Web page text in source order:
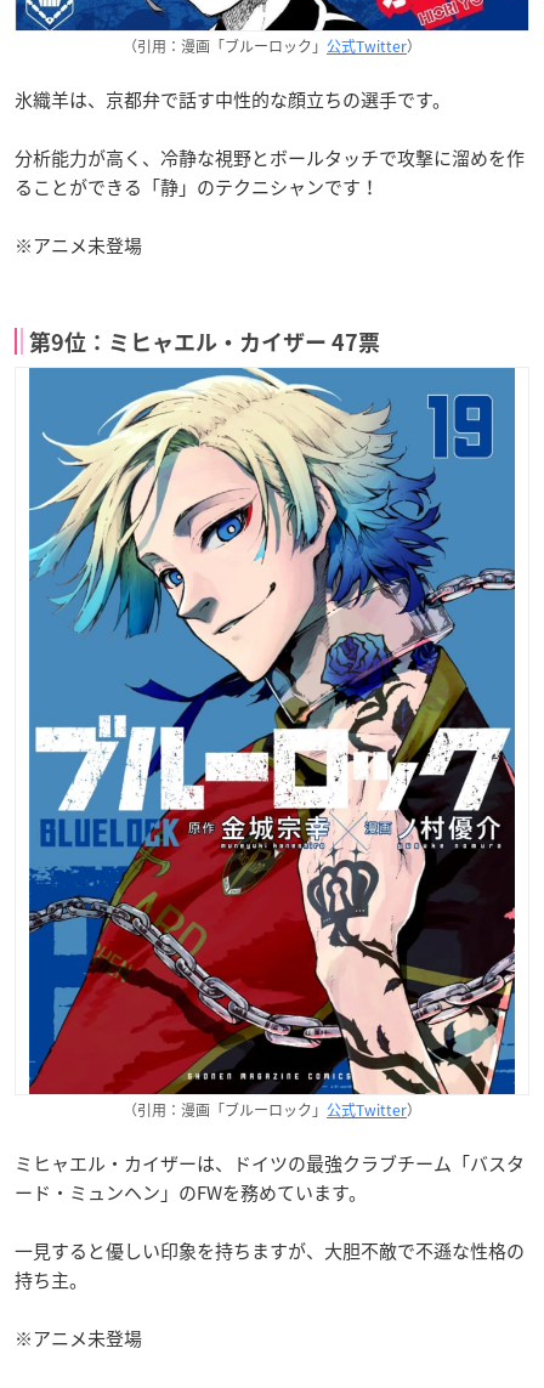
（引用：漫画「ブルーロック」 公式Twitter）
氷織羊は、京都弁で話す中性的な顔立ちの選手です。
分析能力が高く、冷静な視野とボールタッチで攻撃に溜めを作
ることができる「静」のテクニシャンです！
※アニメ未登場
第9位：ミヒャエル・カイザー 47票
（引用：漫画「ブルーロック」 公式Twitter）
ミヒャエル・カイザーは、ドイツの最強クラブチーム「バスタ
ード・ミュンヘン」のFWを務めています。
一見すると優しい印象を持ちますが、大胆不敵で不遜な性格の
持ち主。
※アニメ未登場